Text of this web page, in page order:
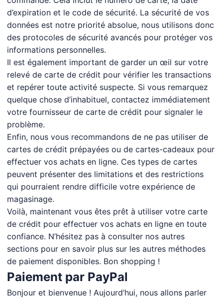
d’expiration et le code de sécurité. La sécurité de vos
données est notre priorité absolue, nous utilisons donc
des protocoles de sécurité avancés pour protéger vos
informations personnelles.
Il est également important de garder un œil sur votre
relevé de carte de crédit pour vérifier les transactions
et repérer toute activité suspecte. Si vous remarquez
quelque chose d’inhabituel, contactez immédiatement
votre fournisseur de carte de crédit pour signaler le
problème.
Enfin, nous vous recommandons de ne pas utiliser de
cartes de crédit prépayées ou de cartes-cadeaux pour
effectuer vos achats en ligne. Ces types de cartes
peuvent présenter des limitations et des restrictions
qui pourraient rendre difficile votre expérience de
magasinage.
Voilà, maintenant vous êtes prêt à utiliser votre carte
de crédit pour effectuer vos achats en ligne en toute
confiance. N’hésitez pas à consulter nos autres
sections pour en savoir plus sur les autres méthodes
de paiement disponibles. Bon shopping !
Paiement par PayPal
Bonjour et bienvenue ! Aujourd’hui, nous allons parler